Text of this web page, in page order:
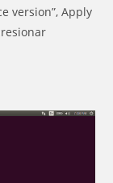
version”, Apply